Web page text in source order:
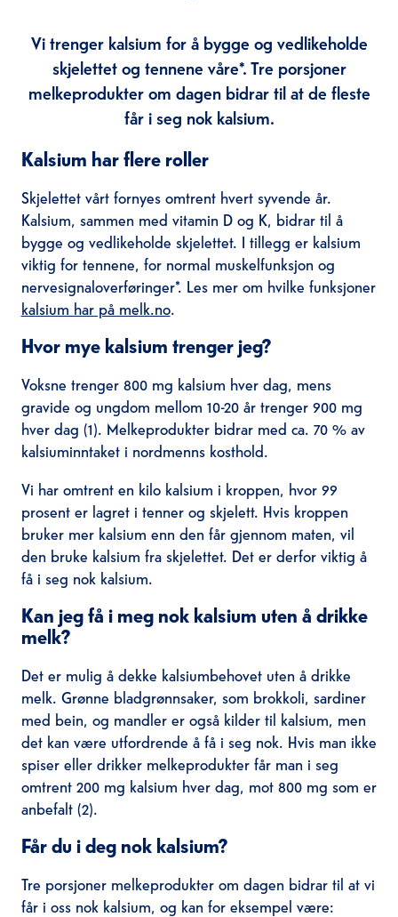
Vi trenger kalsium for å bygge og vedlikeholde
skjelettet og tennene våre*. Tre porsjoner
melkeprodukter om dagen bidrar til at de fleste
får i seg nok kalsium.
Kalsium har flere roller
Skjelettet vårt fornyes omtrent hvert syvende år.
Kalsium, sammen med vitamin D og K, bidrar til å
bygge og vedlikeholde skjelettet. I tillegg er kalsium
viktig for tennene, for normal muskelfunksjon og
nervesignaloverføringer*. Les mer om hvilke funksjoner
kalsium har på melk.no.
Hvor mye kalsium trenger jeg?
Voksne trenger 800 mg kalsium hver dag, mens
gravide og ungdom mellom 10-20 år trenger 900 mg
hver dag (1). Melkeprodukter bidrar med ca. 70 % av
kalsiuminntaket i nordmenns kosthold.
Vi har omtrent en kilo kalsium i kroppen, hvor 99
prosent er lagret i tenner og skjelett. Hvis kroppen
bruker mer kalsium enn den får gjennom maten, vil
den bruke kalsium fra skjelettet. Det er derfor viktig å
få i seg nok kalsium.
Kan jeg få i meg nok kalsium uten å drikke
melk?
Det er mulig å dekke kalsiumbehovet uten å drikke
melk. Grønne bladgrønnsaker, som brokkoli, sardiner
med bein, og mandler er også kilder til kalsium, men
det kan være utfordrende å få i seg nok. Hvis man ikke
spiser eller drikker melkeprodukter får man i seg
omtrent 200 mg kalsium hver dag, mot 800 mg som er
anbefalt (2).
Får du i deg nok kalsium?
Tre porsjoner melkeprodukter om dagen bidrar til at vi
får i oss nok kalsium, og kan for eksempel være: